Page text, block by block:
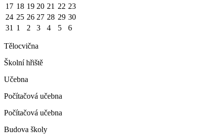
17 18 19 20 21 22 23
24 25 26 27 28 29 30
31 1 2 3 4 5 6
Tělocvična
Školní hřiště
Učebna
Počítačová učebna
Počítačová učebna
Budova školy